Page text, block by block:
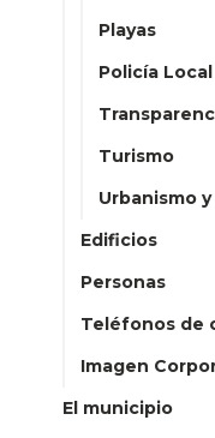
Playas
Policía Local
Turismo
Urbanismo
Edificios
Personas
Teléfonos de
Imagen
El municipio